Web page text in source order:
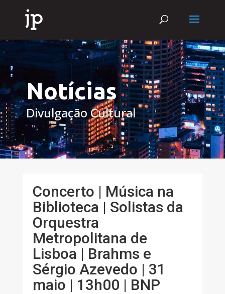
Notícias
Divulgação Cultural
Concerto | Música na
Biblioteca | Solistas da
Orquestra
Metropolitana de
Lisboa | Brahms e
Sérgio Azevedo | 31
maio | 13h00 | BNP